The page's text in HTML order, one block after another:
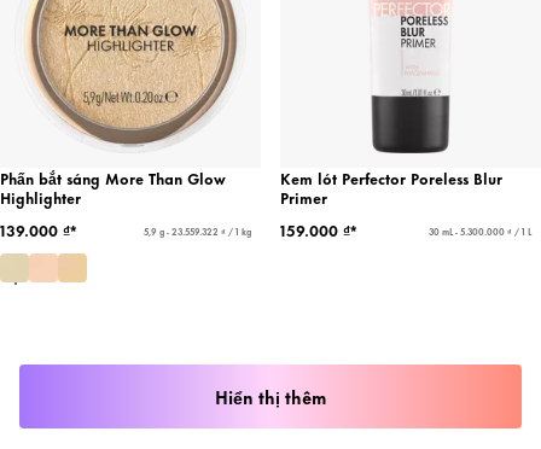
Phấn bắt sáng More Than Glow
Highlighter
139.000 ₫*
5,9 g - 23.559.322 ₫ / 1 kg
Kem lót Perfector Poreless Blur
Primer
159.000 ₫*
30 mL - 5.300.000 ₫ / 1 L
Hiển thị thêm